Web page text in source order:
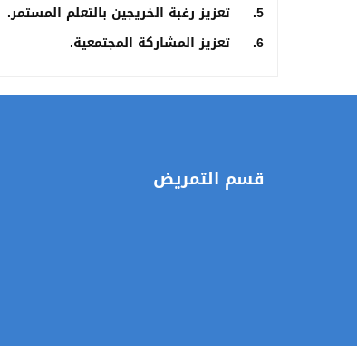
5. تعزيز رغبة الخريجين بالتعلم المستمر.
6. تعزيز المشاركة المجتمعية.
قسم التمريض